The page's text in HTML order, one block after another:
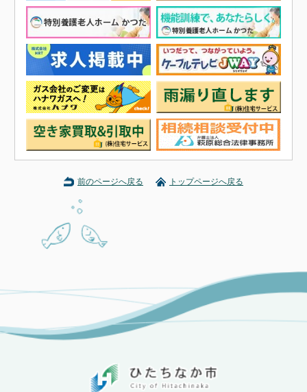
前のページへ戻る トップページへ戻る